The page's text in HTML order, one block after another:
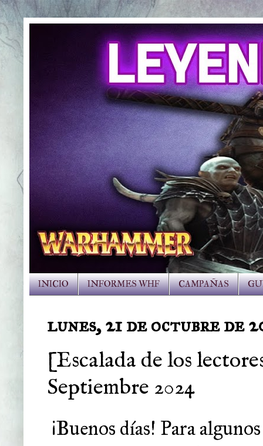
INICIO INFORMES WHF CAMPAÑAS
lunes, 21 de octubre de
[Escalada de los
Septiembre 2024
¡Buenos días! Para